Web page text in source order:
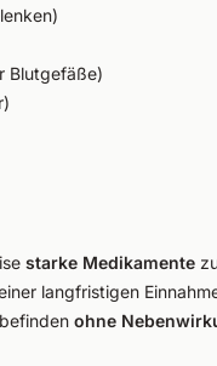
Blutgefäße)
starke Medikamente
langfristigen
ohne